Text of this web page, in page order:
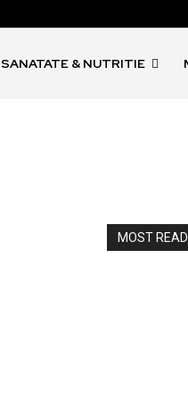
SANATATE & NUTRITIE
MOST READ